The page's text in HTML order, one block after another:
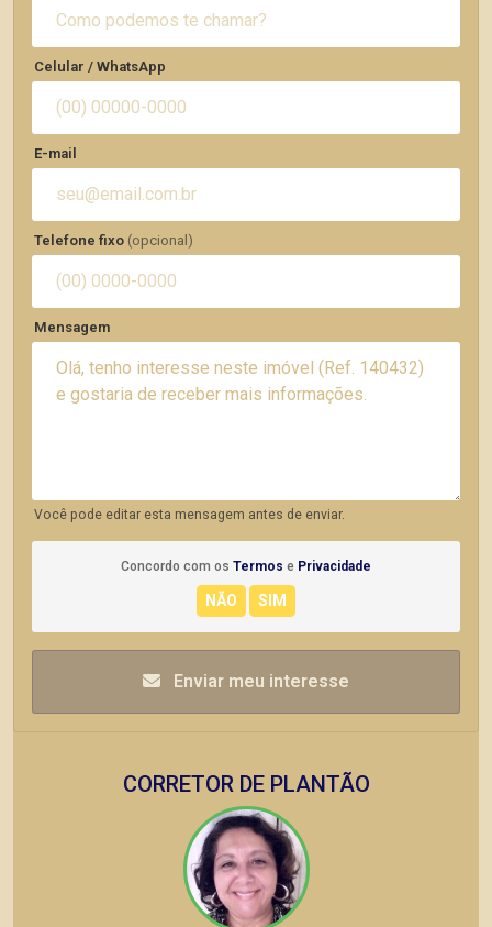
Celular / WhatsApp
E-mail
Telefone fixo (opcional)
Mensagem
Você pode editar esta mensagem antes de enviar.
Concordo com os Termos e Privacidade
Enviar meu interesse
CORRETOR DE PLANTÃO